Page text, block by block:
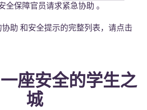
全保障官员请求紧急协助 。
助 和安全提示的完整列表，请点击
座安全的学生之
城